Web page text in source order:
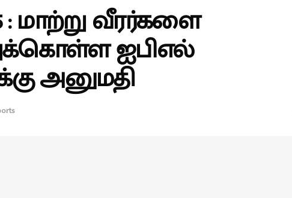
: மாற்று வீரர்களை
ஐபிஎல்
அனுமதி